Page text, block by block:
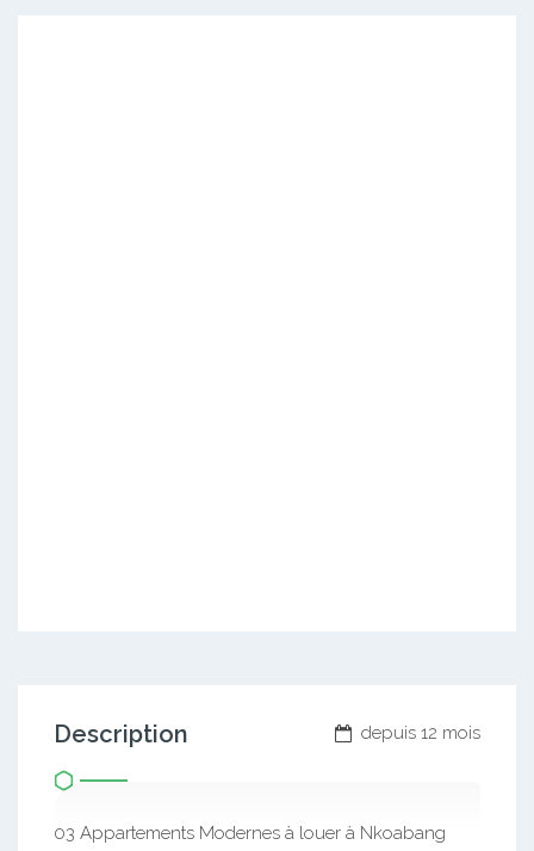
depuis 12 mois
Description
03 Appartements Modernes à louer à Nkoabang